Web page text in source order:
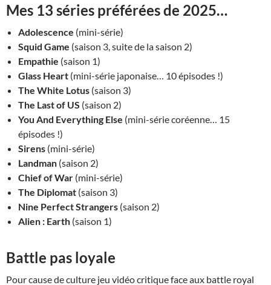
Mes 13 séries préférées de 2025…
Adolescence (mini-série)
Squid Game (saison 3, suite de la saison 2)
Empathie (saison 1)
Glass Heart (mini-série japonaise… 10 épisodes !)
The White Lotus (saison 3)
The Last of US (saison 2)
You And Everything Else (mini-série coréenne… 15
épisodes !)
Sirens (mini-série)
Landman (saison 2)
Chief of War (mini-série)
The Diplomat (saison 3)
Nine Perfect Strangers (saison 2)
Alien : Earth (saison 1)
Battle pas loyale
Pour cause de culture jeu vidéo critique face aux battle royal